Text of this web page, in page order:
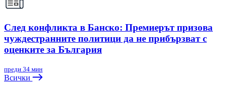
След конфликта в Банско: Премиерът призова
чуждестранните политици да не прибързват с
оценките за България
преди 34 мин
Всички